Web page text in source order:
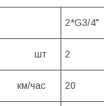
2*G3/4"
шт 2
час 20